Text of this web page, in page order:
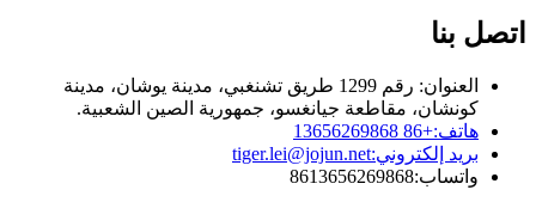
اتصل بنا
العنوان: رقم 1299 طريق تشنغبي، مدينة يوشان، مدينة
كونشان، مقاطعة جيانغسو، جمهورية الصين الشعبية.
هاتف:+86 13656269868
بريد إلكتروني:tiger.lei@jojun.net
واتساب:8613656269868